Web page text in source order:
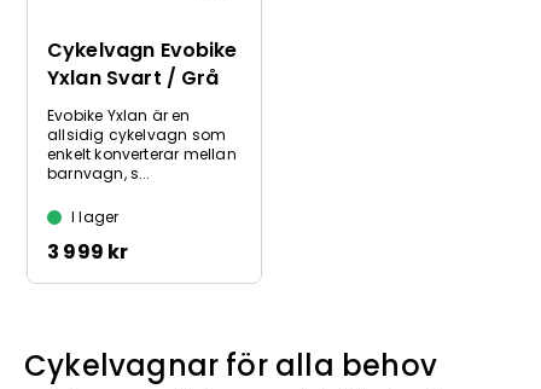
Cykelvagn Evobike
Yxlan Svart / Grå
Evobike Yxlan är en
allsidig cykelvagn som
enkelt konverterar mellan
barnvagn, s...
I lager
3 999 kr
Cykelvagnar för alla behov